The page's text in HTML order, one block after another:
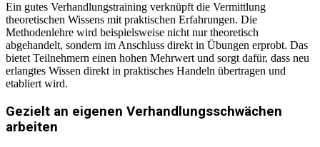
Ein gutes Verhandlungstraining verknüpft die Vermittlung
theoretischen Wissens mit praktischen Erfahrungen. Die
Methodenlehre wird beispielsweise nicht nur theoretisch
abgehandelt, sondern im Anschluss direkt in Übungen erprobt. Das
bietet Teilnehmern einen hohen Mehrwert und sorgt dafür, dass neu
erlangtes Wissen direkt in praktisches Handeln übertragen und
etabliert wird.
Gezielt an eigenen Verhandlungsschwächen
arbeiten